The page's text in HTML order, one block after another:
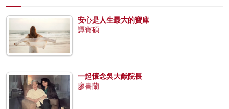
安心是人生最大的寶庫
譚寶碩
一起懷念吳大猷院長
廖書蘭